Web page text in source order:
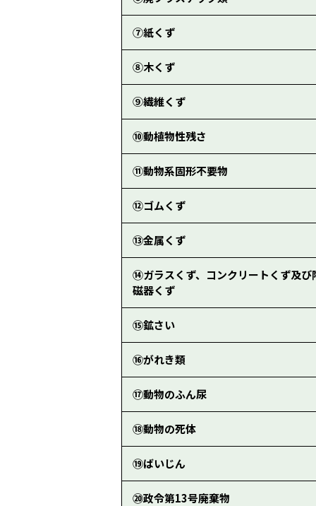
⑦紙くず
⑧木くず
⑨繊維くず
⑩動植物性残さ
⑪動物系固形不要物
⑫ゴムくず
⑬金属くず
⑭ガラスくず、コンクリートくず及び
磁器くず
⑮鉱さい
⑯がれき類
⑰動物のふん尿
⑱動物の死体
⑲ばいじん
⑳政令第13号廃棄物